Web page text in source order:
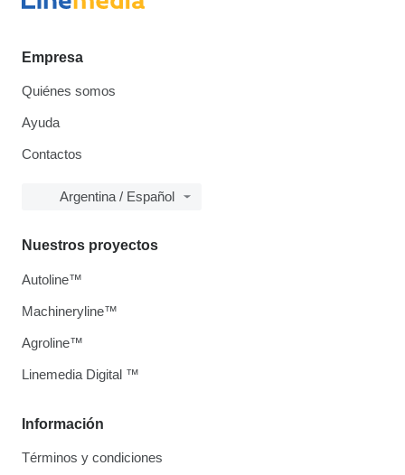
Empresa
Quiénes somos
Ayuda
Contactos
Argentina / Español
Información
Términos y condiciones
Nuestros proyectos
Autoline™
Machineryline™
Agroline™
Linemedia Digital ™